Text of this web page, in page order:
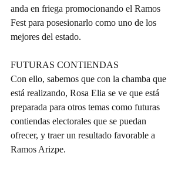
anda en friega promocionando el Ramos
Fest para posesionarlo como uno de los
mejores del estado.
FUTURAS CONTIENDAS
Con ello, sabemos que con la chamba que
está realizando, Rosa Elia se ve que está
preparada para otros temas como futuras
contiendas electorales que se puedan
ofrecer, y traer un resultado favorable a
Ramos Arizpe.